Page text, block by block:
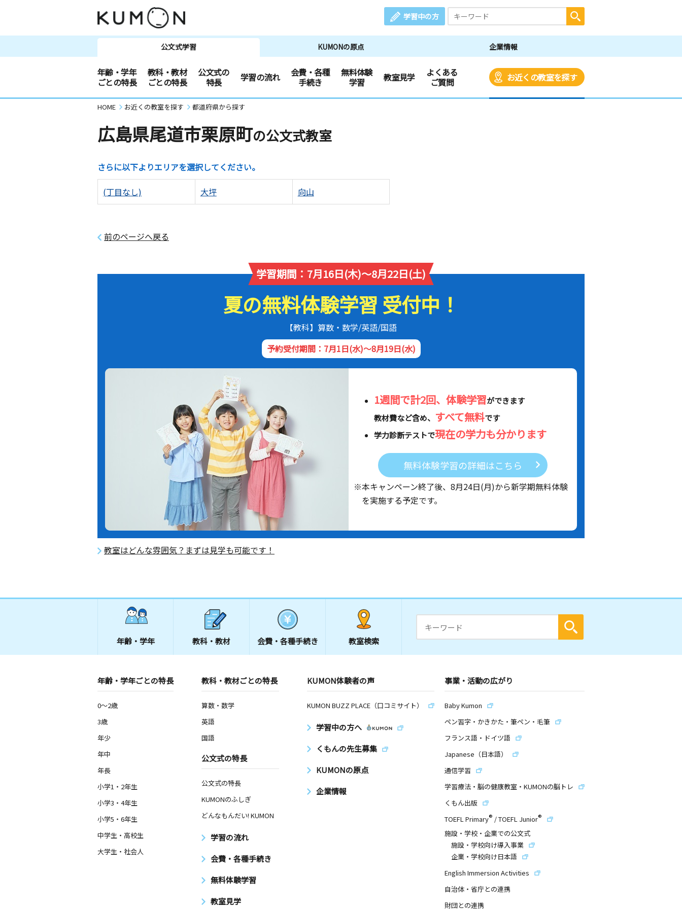
学習中の方
公文式学習 KUMONの原点 企業情報
年齢・学年
ごとの特長
教科・教材
ごとの特長
公文式の
特長
学習の流れ
会費・各種
手続き
無料体験
学習
教室見学
よくある
ご質問
お近くの教室を探す
HOME お近くの教室を探す 都道府県から探す
広島県尾道市栗原町の公文式教室
さらに以下よりエリアを選択してください。
(丁目なし) 大坪 向山
前のページへ戻る
学習期間：7月16日(木)～8月22日(土)
夏の無料体験学習 受付中！
【教科】算数・数学/英語/国語
予約受付期間：7月1日(水)～8月19日(水)
1週間で計2回、体験学習ができます
教材費など含め、 すべて無料です
学力診断テストで現在の学力も分かります
無料体験学習の詳細はこちら
※本キャンペーン終了後、 8月24日(月)から新学期無料体験
を実施する予定です。
教室はどんな雰囲気？まずは見学も可能です！
年齢・学年 教科・教材 会費・ 各種手続き 教室検索
年齢・学年ごとの特長
0～2歳
3歳
年少
年中
年長
小学1・2年生
小学3・4年生
小学5・6年生
中学生・高校生
大学生・社会人
教科・教材ごとの特長
算数・数学
英語
国語
公文式の特長
公文式の特長
KUMONのふしぎ
どんなもんだい! KUMON
学習の流れ
会費・各種手続き
無料体験学習
教室見学
KUMON体験者の声
KUMON BUZZ PLACE（口コミサイト）
学習中の方へ
くもんの先生募集
KUMONの原点
企業情報
事業・活動の広がり
Baby Kumon
ペン習字・かきかた・筆ペン・毛筆
フランス語・ドイツ語
Japanese（日本語）
通信学習
学習療法・脳の健康教室・KUMONの脳トレ
くもん出版
TOEFL Primary® /TOEFL Junior®
施設・学校・企業での公文式
施設・学校向け導入事業
企業・学校向け日本語
English Immersion Activities
自治体・省庁との連携
財団との連携